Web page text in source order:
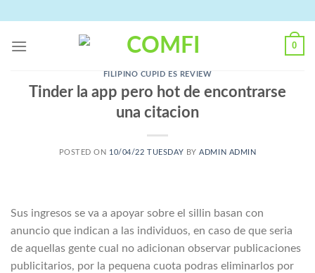
content
0
FILIPINO CUPID ES REVIEW
Tinder la app pero hot de encontrarse
una citacion
POSTED ON 10/04/22 TUESDAY BYADMIN ADMIN
Sus ingresos se va a apoyar sobre el silli­n basan con
anuncio que indican a las individuos, en caso de que seri­a
de aquellas gente cual no adicionan observar publicaciones
publicitarios, por la pequena cuota podras eliminarlos por